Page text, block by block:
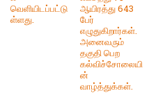
வெளியிடப்பட்டு
ள்ளது.
ஆயிரத்து 643
பேர்
எழுதுகிறார்கள்.
அனைவரும்
தகுதி பெற
கல்விச்சோலையி
ன்
வாழ்த்துக்கள்.